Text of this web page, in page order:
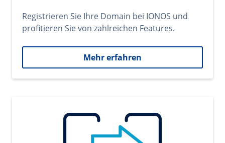
Registrieren Sie Ihre Domain bei IONOS und
profitieren Sie von zahlreichen Features.
Mehr erfahren